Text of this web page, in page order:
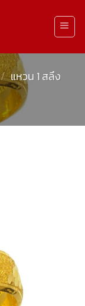
/ แหวน 1 สลึง